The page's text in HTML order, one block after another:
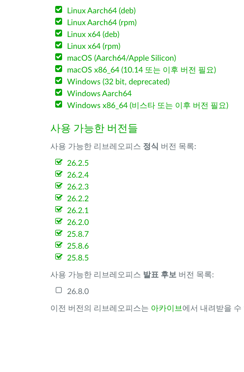
Linux Aarch64 (deb)
Linux Aarch64 (rpm)
Linux x64 (deb)
Linux x64 (rpm)
macOS (Aarch64/Apple Silicon)
macOS x86_64 (10.14 또는 이후 버전 필요)
Windows (32 bit, deprecated)
Windows Aarch64
Windows x86_64 (비스타 또는 이후 버전 필요)
사용 가능한 버전들
사용 가능한 리브레오피스 정식 버전 목록:
26.2.5
26.2.4
26.2.3
26.2.2
26.2.1
26.2.0
25.8.7
25.8.6
25.8.5
사용 가능한 리브레오피스 발표 후보 버전 목록:
26.8.0
이전 버전의 리브레오피스는 아카이브 에서 내려받을